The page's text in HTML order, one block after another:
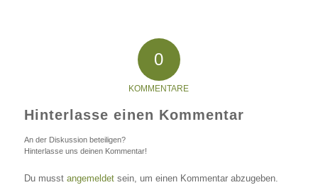
0
KOMMENTARE
Hinterlasse einen Kommentar
An der Diskussion beteiligen?
Hinterlasse uns deinen Kommentar!
Du musst angemeldetsein, um einen Kommentar abzugeben.